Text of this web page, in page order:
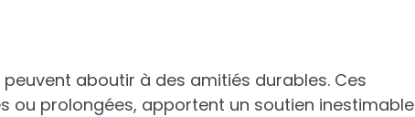
aboutir à des amitiés durables. Ces
ou prolongées, apportent un soutien inestimable